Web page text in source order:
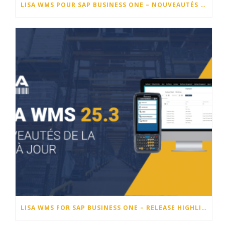
LISA WMS POUR SAP BUSINESS ONE – NOUVEAUTÉS DE LA VERSION 25.4
LISA WMS FOR SAP BUSINESS ONE – RELEASE HIGHLIGHTS 25.3